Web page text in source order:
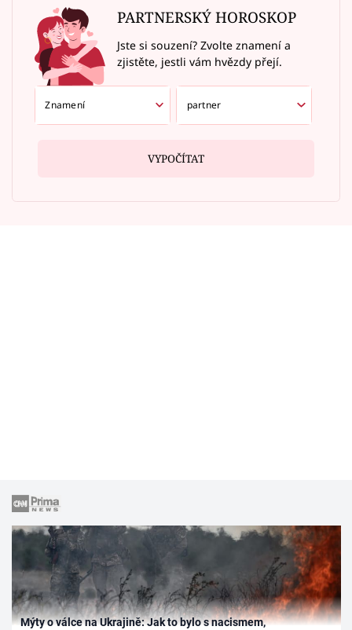
PARTNERSKÝ HOROSKOP
Jste si souzení? Zvolte znamení a
zjistěte, jestli vám hvězdy přejí.
VYPOČÍTAT
Mýty o válce na Ukrajině: Jak to bylo s nacismem,